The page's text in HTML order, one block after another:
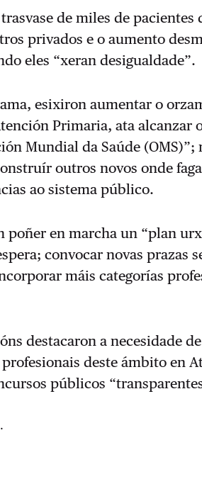
de miles de pacientes
privados e o aumento
eles “xeran desigualdade”.
esixiron aumentar o
Primaria, ata alcanzar
Mundial da Saúde
outros novos onde
ao sistema público.
poñer en marcha un “plan
convocar novas prazas
máis categorías
destacaron a necesidade
deste ámbito en
públicos